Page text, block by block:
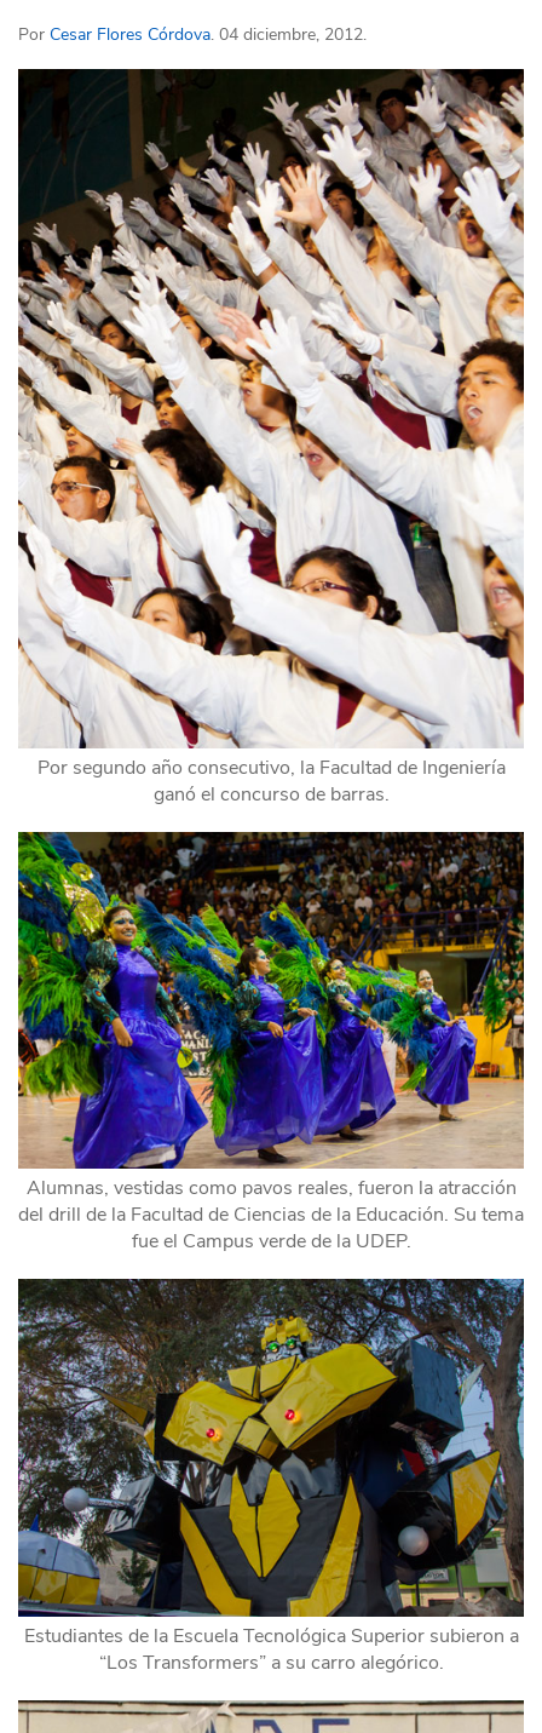
Por Cesar Flores Córdova. 04 diciembre, 2012.
Por segundo año consecutivo, la Facultad de Ingeniería
ganó el concurso de barras.
Alumnas, vestidas como pavos reales, fueron la atracción
del drill de la Facultad de Ciencias de la Educación. Su tema
fue el Campus verde de la UDEP.
Estudiantes de la Escuela Tecnológica Superior subieron a
“Los Transformers” a su carro alegórico.